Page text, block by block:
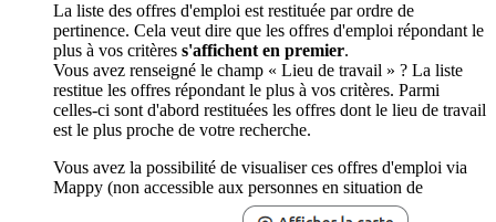
La liste des offres d'emploi est restituée par ordre de
pertinence. Cela veut dire que les offres d'emploi répondant le
plus à vos critères s'affichent en premier.
Vous avez renseigné le champ « Lieu de travail » ? La liste
restitue les offres répondant le plus à vos critères. Parmi
celles-ci sont d'abord restituées les offres dont le lieu de travail
est le plus proche de votre recherche.
Vous avez la possibilité de visualiser ces offres d'emploi via
Mappy (non accessible aux personnes en situation de